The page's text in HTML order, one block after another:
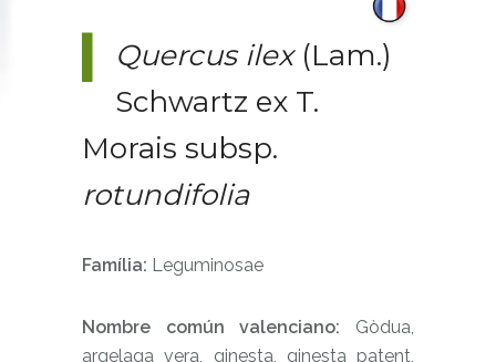
Quercus ilex(Lam.)
Schwartz ex T.
Morais subsp.
rotundifolia
Família: Leguminosae
Nombre común valenciano:
Gòdua,
argelaga vera, ginesta, ginesta patent,